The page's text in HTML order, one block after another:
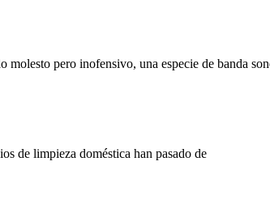
pero inofensivo, una especie de banda
de limpieza doméstica han pasado de